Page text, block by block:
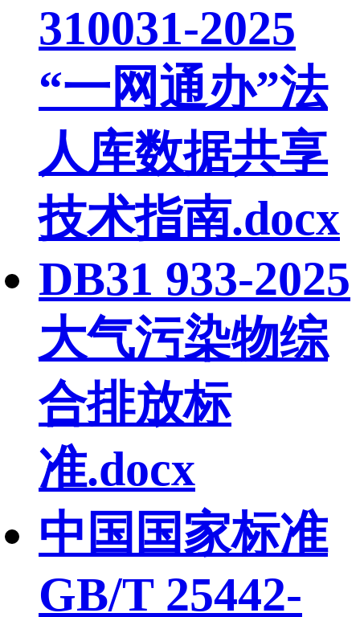
310031-2025
“一网通办”法
人库数据共享
技术指南.docx
DB31 933-2025
大气污染物综
合排放标
准.docx
中国国家标准
GB/T 25442-